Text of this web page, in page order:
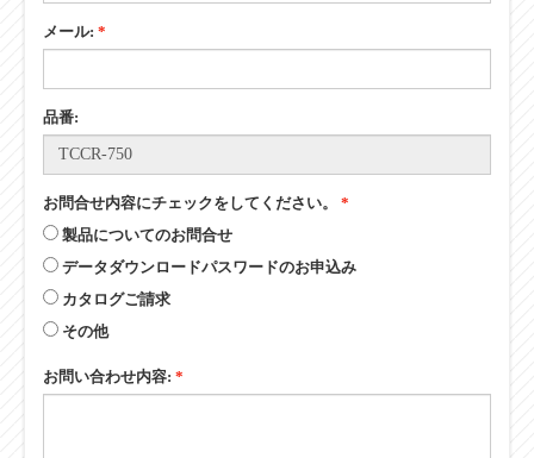
メール: *
品番:
お問合せ内容にチェックをしてください。 *
製品についてのお問合せ
データダウンロードパスワードのお申込み
カタログご請求
その他
お問い合わせ内容: *